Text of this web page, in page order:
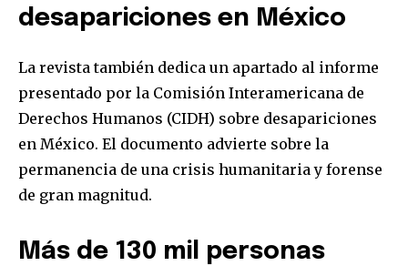
desapariciones en México
La revista también dedica un apartado al informe
presentado por la Comisión Interamericana de
Derechos Humanos (CIDH) sobre desapariciones
en México. El documento advierte sobre la
permanencia de una crisis humanitaria y forense
de gran magnitud.
Más de 130 mil personas